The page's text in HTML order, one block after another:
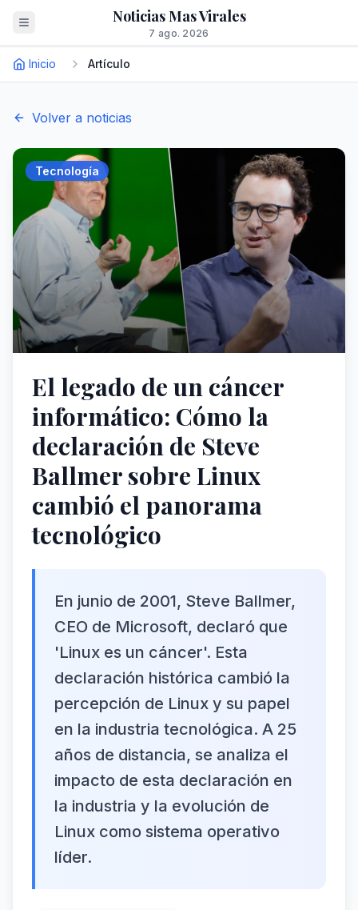
Noticias Mas Virales
7 ago. 2026
Inicio Artículo
Volver a noticias
Tecnología
El legado de un cáncer
informático: Cómo la
declaración de Steve
Ballmer sobre Linux
cambió el panorama
tecnológico
En junio de 2001, Steve Ballmer,
CEO de Microsoft, declaró que
'Linux es un cáncer'. Esta
declaración histórica cambió la
percepción de Linux y su papel
en la industria tecnológica. A 25
años de distancia, se analiza el
impacto de esta declaración en
la industria y la evolución de
Linux como sistema operativo
líder.